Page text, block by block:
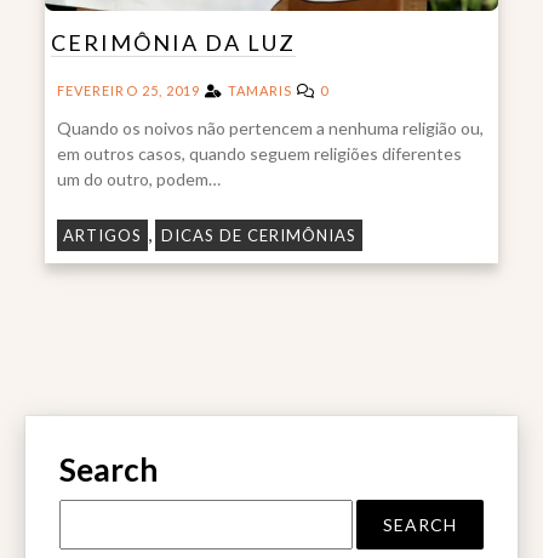
CERIMÔNIA DA LUZ
FEVEREIRO 25, 2019 TAMARIS 0
Quando os noivos não pertencem a nenhuma religião ou,
em outros casos, quando seguem religiões diferentes
um do outro, podem…
ARTIGOS , DICAS DE CERIMÔNIAS
Search